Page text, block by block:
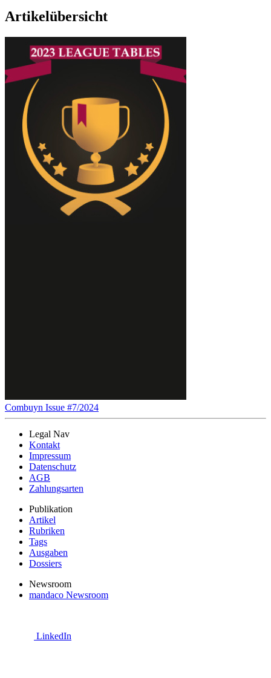
Artikelübersicht
Combuyn Issue #7/2024
Legal Nav
Kontakt
Impressum
Datenschutz
AGB
Zahlungsarten
Publikation
Artikel
Rubriken
Tags
Ausgaben
Dossiers
Newsroom
mandaco Newsroom
LinkedIn